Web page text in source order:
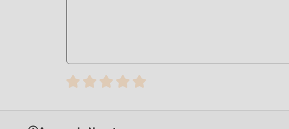
aparición de mods ha reescrito esta situación.
""acumulación"" ligeramente aburrida. Los mods
a concentrarse en disfrutar la alegría del juego en sí.